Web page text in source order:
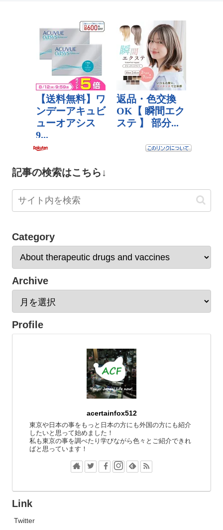
記事の検索はこちら↓
Category
Archive
Profile
acertainfox512
東京や日本の事をもっと日本の方にも外国の方にも紹介
したいと思って始めました！
私も東京の事を調べたり学びながら色々とご紹介できれ
ばと思っています！
Link
Twitter